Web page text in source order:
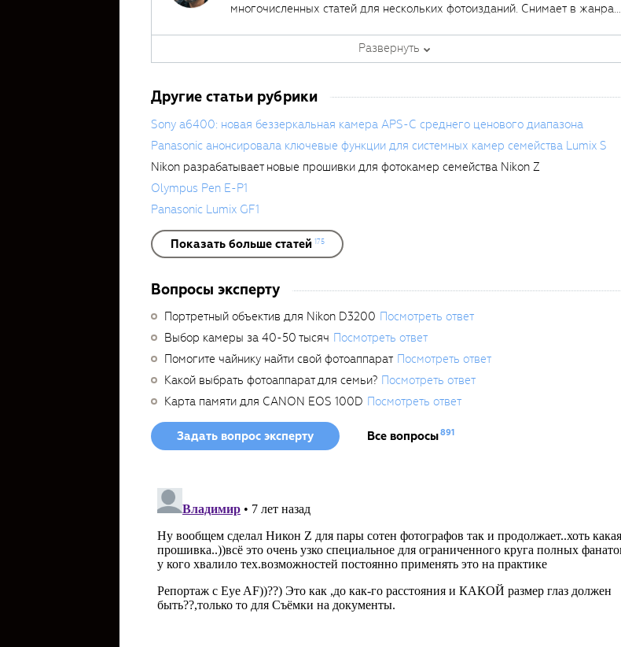
многочисленных статей для нескольких фотоизданий. Снимает в жанрах
Развернуть
Другие статьи рубрики
Sony a6400: новая беззеркальная камера APS-C среднего ценового диапазона
Panasonic анонсировала ключевые функции для системных камер семейства Lumix S
Nikon разрабатывает новые прошивки для фотокамер семейства Nikon Z
Olympus Pen E-P1
Panasonic Lumix GF1
Показать больше статей 175
Вопросы эксперту
Портретный объектив для Nikon D3200 Посмотреть ответ
Выбор камеры за 40-50 тысяч Посмотреть ответ
Помогите чайнику найти свой фотоаппарат Посмотреть ответ
Какой выбрать фотоаппарат для семьи? Посмотреть ответ
Карта памяти для CANON EOS 100D Посмотреть ответ
Задать вопрос эксперту Все вопросы891